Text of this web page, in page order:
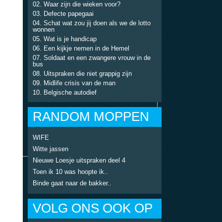
Waar zijn die wieken voor?
Defecte papegaai
Schat wat zou jij doen als we de lotto
wonnen
Wat is je handicap
Een kijkje nemen in de Hemel
Soldaat en een zwangere vrouw in de
bus
Uitspraken die niet grappig zijn
Midlife crisis van de man
Belgische autodief
RANDOM MOPPEN
WIFE
Witte jassen
Nieuwe Loesje uitspraken deel 4
Toen ik 10 was hoopte ik..
Binde gaat naar de bakker..
VOLG ONS OOK OP